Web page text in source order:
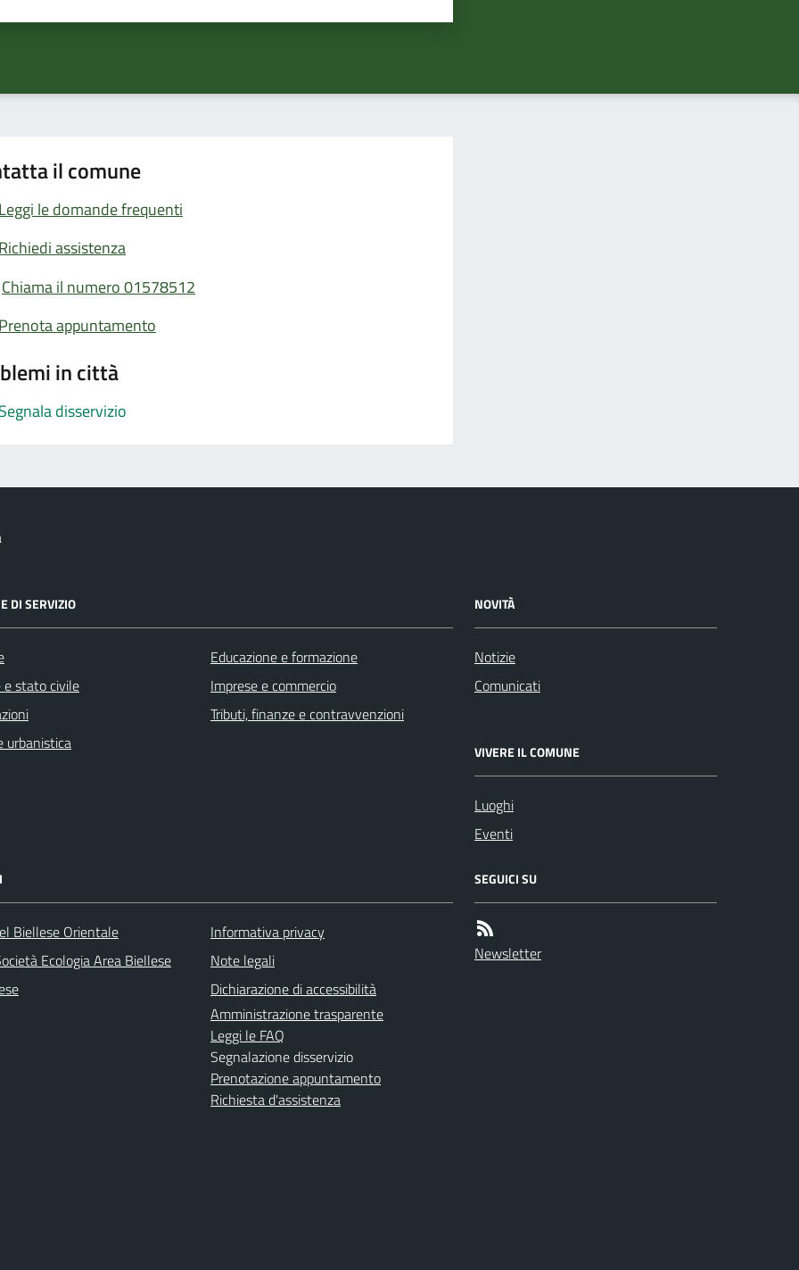
il comune
Leggi le domande frequenti
Richiedi assistenza
Chiama il numero 01578512
Prenota appuntamento
in città
Segnala disservizio
DI SERVIZIO
e stato civile
urbanistica
Educazione e formazione
Imprese e commercio
Tributi, finanze e contravvenzioni
NOVITÀ
Notizie
Comunicati
VIVERE IL COMUNE
Luoghi
Eventi
Biellese Orientale
Ecologia Area Biellese
Informativa privacy
Note legali
Dichiarazione di accessibilità
Amministrazione trasparente
Leggi le FAQ
Segnalazione disservizio
Prenotazione appuntamento
Richiesta d'assistenza
SEGUICI SU
Newsletter